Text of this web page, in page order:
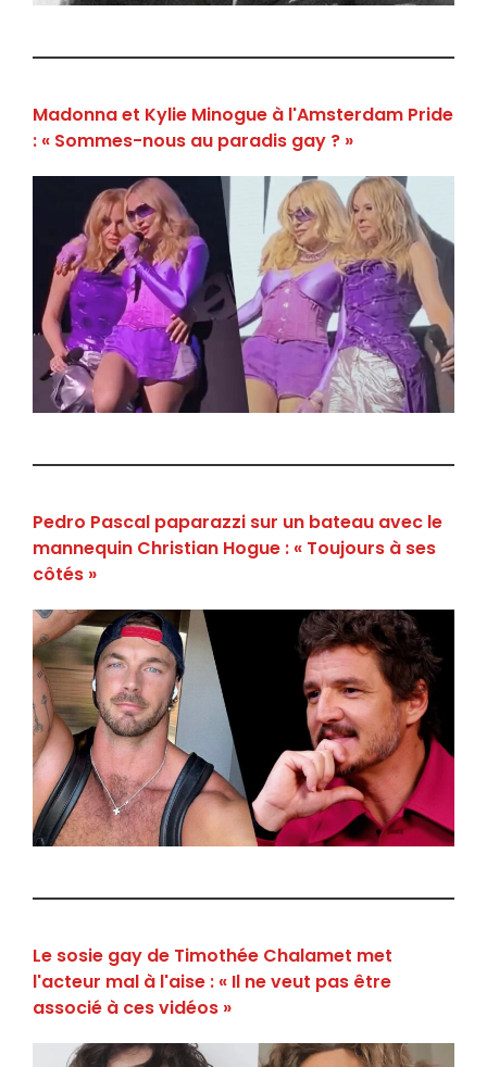
Madonna et Kylie Minogue à l'Amsterdam Pride
: « Sommes-nous au paradis gay ? »
Pedro Pascal paparazzi sur un bateau avec le
mannequin Christian Hogue : « Toujours à ses
côtés »
Le sosie gay de Timothée Chalamet met
l'acteur mal à l'aise : « Il ne veut pas être
associé à ces vidéos »